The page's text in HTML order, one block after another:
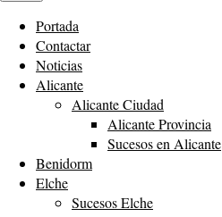
Portada
Contactar
Noticias
Alicante
Alicante Ciudad
Alicante Provincia
Sucesos en Alicante
Benidorm
Elche
Sucesos Elche